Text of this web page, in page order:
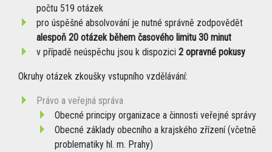
počtu 519 otázek
pro úspěšné absolvování je nutné správně zodpovědět
alespoň 20 otázek během časového limitu 30 minut
v případě neúspěchu jsou k dispozici 2 opravné pokusy
Okruhy otázek zkoušky vstupního vzdělávání:
Právo a veřejná správa
Obecné principy organizace a činnosti veřejné správy
Obecné základy obecního a krajského zřízení (včetně
problematiky hl. m. Prahy)